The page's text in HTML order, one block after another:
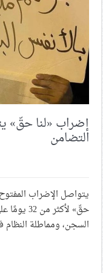
نصر الله والصفيّ
ذكرى افتتاح
التطبيع وخيانة
الموقف
الحريّة
الثبات في ساحات
حركة النجباء
إضراب «لنا حقّ»
التضامن
يتواصل الإضراب
حقّ»
السجن، ومماطلة النظام